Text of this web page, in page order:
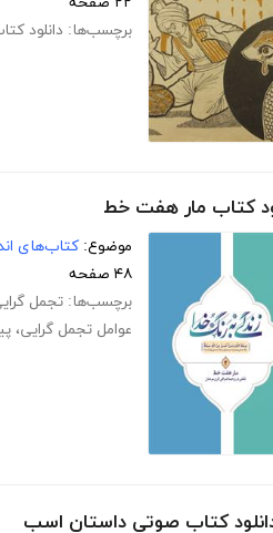
برچسب‌ها: دانلود
کتاب مار هفت خط
موضوع: کتاب‌های
۴۸ صفحه
برچسب‌ها: تجمل
عوامل تجمل گرایی،
کتاب صوتی داستان اسب